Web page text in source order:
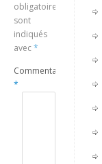
obligatoires
sont
indiqués
avec*
Commentaire
*